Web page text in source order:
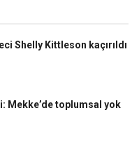
Shelly Kittleson kaçırıldı
Mekke’de toplumsal yok